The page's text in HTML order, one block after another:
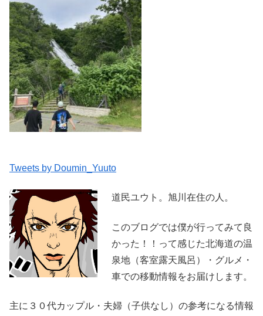
Tweets by Doumin_Yuuto
道民ユウト。旭川在住の人。
このブログでは僕が行ってみて良
かった！！って感じた北海道の温
泉地（客室露天風呂）・グルメ・
車での移動情報をお届けします。
主に３０代カップル・夫婦（子供なし）の参考になる情報